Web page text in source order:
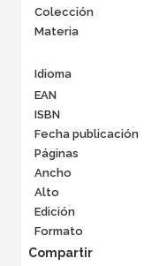
Colección
Materia
Idioma
EAN
ISBN
Fecha publicación
Páginas
Ancho
Alto
Edición
Formato